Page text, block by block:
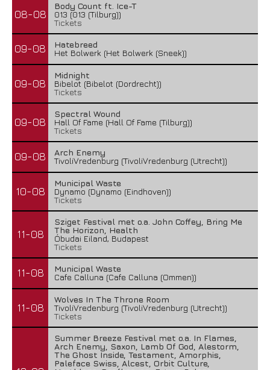
08-08
Body Count ft. Ice-T
013 (013 (Tilburg))
Tickets
09-08
Hatebreed
Het Bolwerk (Het Bolwerk (Sneek))
09-08
Midnight
Bibelot (Bibelot (Dordrecht))
Tickets
09-08
Spectral Wound
Hall Of Fame (Hall Of Fame (Tilburg))
Tickets
09-08
Arch Enemy
TivoliVredenburg (TivoliVredenburg (Utrecht))
10-08
Municipal Waste
Dynamo (Dynamo (Eindhoven))
Tickets
11-08
Sziget Festival met o.a. John Coffey, Bring Me
The Horizon, Health
Óbudai Eiland, Budapest
Tickets
11-08
Municipal Waste
Cafe Calluna (Cafe Calluna (Ommen))
11-08
Wolves In The Throne Room
TivoliVredenburg (TivoliVredenburg (Utrecht))
Tickets
Summer Breeze Festival met o.a. In Flames,
Arch Enemy, Saxon, Lamb Of God, Alestorm,
The Ghost Inside, Testament, Amorphis,
Paleface Swiss, Alcest, Orbit Culture,